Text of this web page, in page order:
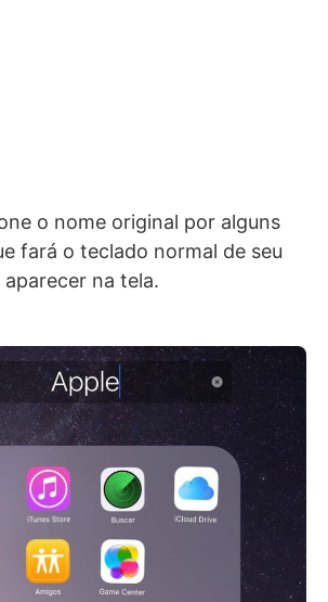
o nome original por alguns
fará o teclado normal de seu
aparecer na tela.